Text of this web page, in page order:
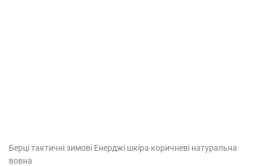
Берці тактичні зимові Енерджі шкіра коричневі натуральна
вовна